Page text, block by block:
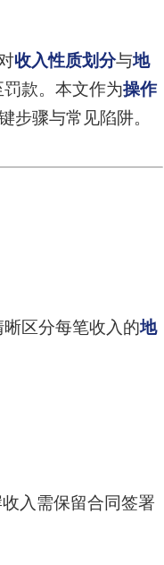
收入性质划分与地
款。本文作为操作
步骤与常见陷阱。
区分每笔收入的地
入需保留合同签署